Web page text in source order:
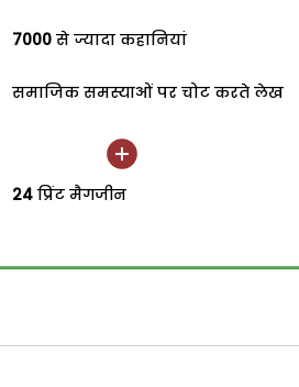
7000 से ज्यादा कहानियां
समाजिक समस्याओं पर चोट करते लेख
24 प्रिंट मैगजीन